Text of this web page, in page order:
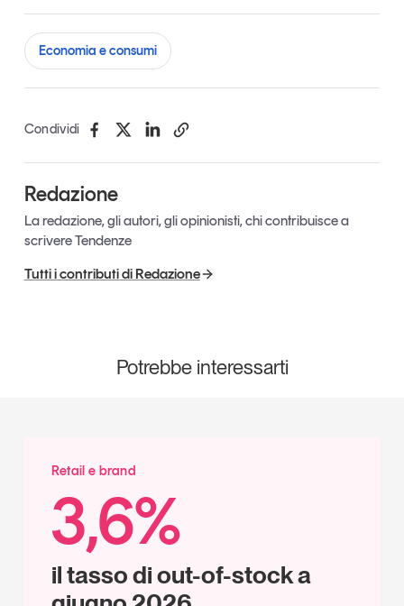
Economia e consumi
Condividi
Redazione
La redazione, gli autori, gli opinionisti, chi contribuisce a
scrivere Tendenze
Tutti i contributi di Redazione
Potrebbe interessarti
Retail e brand
3,6%
il tasso di out-of-stock a